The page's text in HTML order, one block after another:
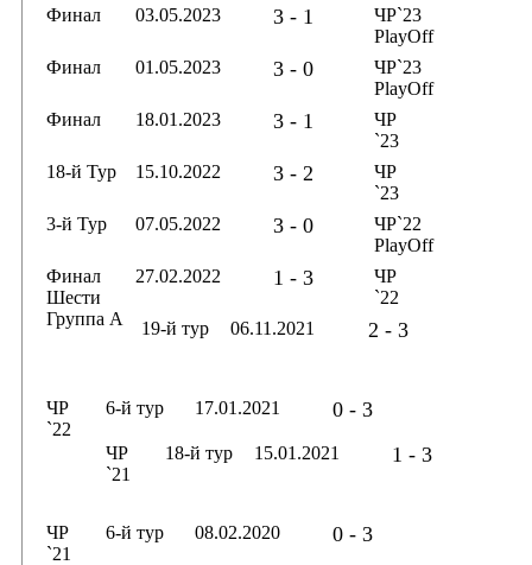
Финал
03.05.2023 3 - 1
ЧР`23
PlayOff
Финал
01.05.2023 3 - 0
ЧР`23
PlayOff
Финал
18.01.2023 3 - 1
ЧР
`23
18-й Тур
15.10.2022 3 - 2
ЧР
`23
3-й Тур
07.05.2022 3 - 0
ЧР`22
PlayOff
Финал
Шести
Группа А
27.02.2022 1 - 3
ЧР
`22
19-й тур
06.11.2021 2 - 3
ЧР
`22
6-й тур 17.01.2021 0 - 3
ЧР
`21
18-й тур 15.01.2021 1 - 3
ЧР
`21
6-й тур 08.02.2020 0 - 3